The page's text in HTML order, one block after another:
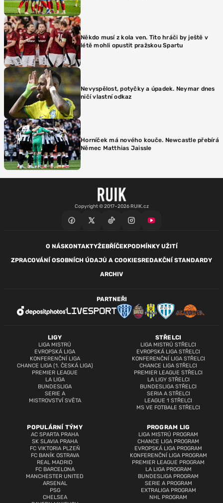
Někdo musí z kola ven. Tito hráči by ještě v
létě mohli opustit pražskou Spartu
Nevyspělost, potyčky a úpadek. Neymar dnes
ničí vlastní odkaz
Horníček má nového kouče. Newcastle přebírá
Němec Matthias Jaissle
Copyright © 2017–2026 RUIK.cz
O NÁSKONTAKTYŽEBŘÍČEKPODMÍNKY UŽITÍ
ZPRACOVÁNÍ OSOBNÍCH ÚDAJŮ A COOKIESREDAKČNÍ STANDARDY
ARCHIV
LIGY
LIGA MISTRŮ
EVROPSKÁ LIGA
KONFERENČNÍ LIGA
CHANCE LIGA (1. ČESKÁ LIGA)
PREMIER LEAGUE
LA LIGA
BUNDESLIGA
SERIE A
MISTROVSTVÍ SVĚTA
STŘELCI
LIGA MISTRŮ STŘELCI
EVROPSKÁ LIGA STŘELCI
KONFERENČNÍ LIGA STŘELCI
CHANCE LIGA STŘELCI
PREMIER LEAGUE STŘELCI
LA LIGY STŘELCI
BUNDESLIGA STŘELCI
SERIA A STŘELCI
LEAGUE 1 STŘELCI
MS VE FOTBALE STŘELCI
POPULÁRNÍ TÝMY
AC SPARTA PRAHA
SK SLAVIA PRAHA
FC VIKTORIA PLZEŇ
FC BANÍK OSTRAVA
REAL MADRID
FC BARCELONA
MANCHESTER UNITED
ARSENAL
PSG
CHELSEA
PROGRAM LIG
LIGA MISTRŮ PROGRAM
CHANCE LIGA PROGRAM
EVROPSKÁ LIGA PROGRAM
KONFERENČNÍ LIGA PROGRAM
PREMIER LEAGUE PROGRAM
LA LIGA PROGRAM
BUNDESLIGA PROGRAM
SERIE A PROGRAM
EXTRALIGA PROGRAM
NHL PROGRAM
PARTNEŘI